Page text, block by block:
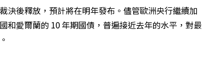
決後釋放，預計將在明年發布。儘管歐洲央行繼續加
和愛爾蘭的 10 年期國債，普遍接近去年的水平，對最